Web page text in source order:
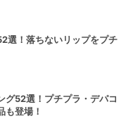
選！落ちないリップをプチ
グ52選！プチプラ・デパコ
も登場！